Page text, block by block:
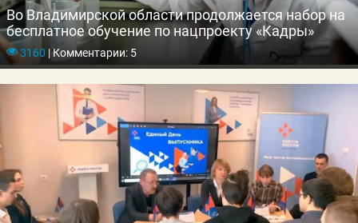
Во Владимирской области продолжается набор на
бесплатное обучение по нацпроекту «Кадры»
3160 |Комментарии: 5